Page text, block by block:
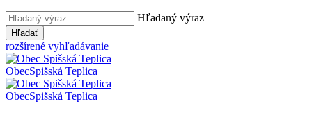
Hľadaný výraz
Hľadať
rozšírené vyhľadávanie
ObecSpišská Teplica
ObecSpišská Teplica